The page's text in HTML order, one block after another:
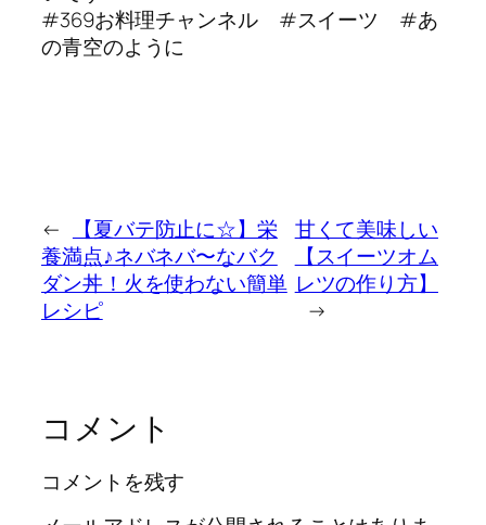
#369お料理チャンネル #スイーツ #あ
の青空のように
←
【夏バテ防止に☆】栄
養満点♪ネバネバ〜なバク
ダン丼！火を使わない簡単
レシピ
甘くて美味しい
【スイーツオム
レツの作り方】
→
コメント
コメントを残す